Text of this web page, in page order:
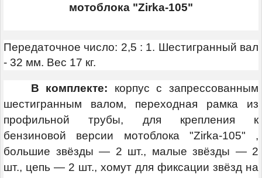
мотоблока "Zirka-105"
Передаточное число: 2,5 : 1. Шестигранный вал
- 32 мм. Вес 17 кг.
В комплекте: корпус с запрессованным
шестигранным валом, переходная рамка из
профильной трубы, для крепления к
бензиновой версии мотоблока "Zirka-105" ,
большие звёзды — 2 шт., малые звёзды — 2
шт., цепь — 2 шт., хомут для фиксации звёзд на